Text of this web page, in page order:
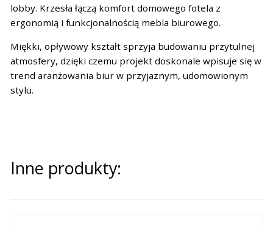
lobby. Krzesła łączą komfort domowego fotela z
ergonomią i funkcjonalnością mebla biurowego.
Miękki, opływowy kształt sprzyja budowaniu przytulnej
atmosfery, dzięki czemu projekt doskonale wpisuje się w
trend aranżowania biur w przyjaznym, udomowionym
stylu.
Inne produkty: